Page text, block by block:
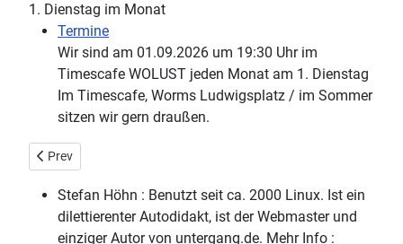
1. Dienstag im Monat
Termine
Wir sind am 01.09.2026 um 19:30 Uhr im
Timescafe WOLUST jeden Monat am 1. Dienstag
Im Timescafe, Worms Ludwigsplatz / im Sommer
sitzen wir gern draußen.
Previous article: Mastodon Status
Prev
Stefan Höhn : Benutzt seit ca. 2000 Linux. Ist ein
dilettierenter Autodidakt, ist der Webmaster und
einziger Autor von untergang.de. Mehr Info :